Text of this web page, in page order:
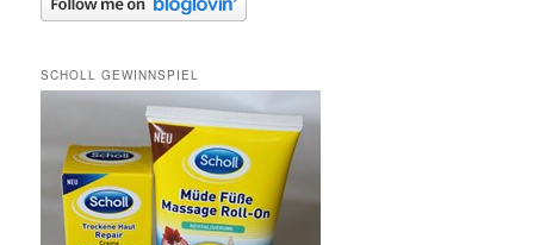
SCHOLL GEWINNSPIEL